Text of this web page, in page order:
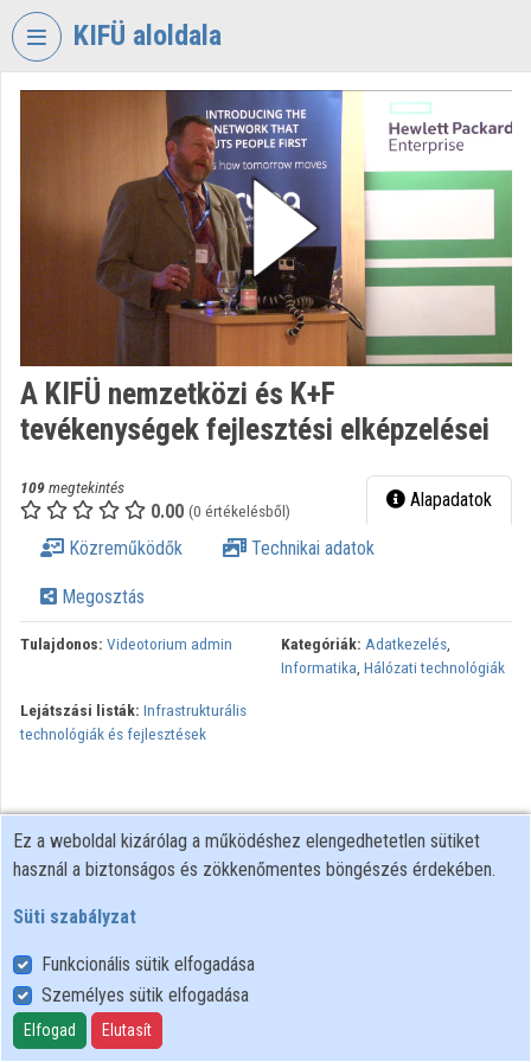
Fejléc kihagyása
KIFÜ aloldala
VIDEO TORIUM
KORMÁNYZATI
INFORMATIKAI
FEJLESZTÉSI
ÜGYNÖKSÉG
Intézményi kezdőlap
Bejelentkezés
Intézményi felfedezés
Kategóriák
Intézményi listák
Intézmények
Közreműködők
A KIFÜ nemzetközi és K+F
tevékenységek fejlesztési elképzelései
109megtekintés
0.00 (0 értékelésből) Alapadatok
Közreműködők Technikai adatok
Megosztás
Tulajdonos: Videotorium admin Kategóriák: Adatkezelés,
Informatika, Hálózati technológiák
Lejátszási listák: Infrastrukturális
technológiák és fejlesztések
Felhasználói szabályzat
Adatkezelési tájékoztató
Süti szabályzat
Ez a weboldal kizárólag a működéshez elengedhetetlen sütiket
használ a biztonságos és zökkenőmentes böngészés érdekében.
Süti szabályzat
Funkcionális sütik elfogadása
Személyes sütik elfogadása
Elfogad Elutasít